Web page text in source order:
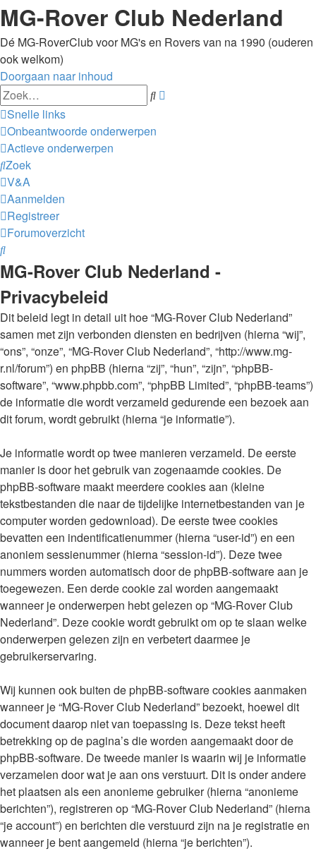
MG-Rover Club Nederland
Dé MG-RoverClub voor MG's en Rovers van na 1990 (ouderen
ook welkom)
Doorgaan naar inhoud
Zoek
Snelle links
Onbeantwoorde onderwerpen
Actieve onderwerpen
Zoek
V&A
Aanmelden
Registreer
Forumoverzicht
Zoek
MG-Rover Club Nederland -
Privacybeleid
Dit beleid legt in detail uit hoe “MG-Rover Club Nederland”
samen met zijn verbonden diensten en bedrijven (hierna “wij”,
“ons”, “onze”, “MG-Rover Club Nederland”, “http://www.mg-
r.nl/forum”) en phpBB (hierna “zij”, “hun”, “zijn”, “phpBB-
software”, “www.phpbb.com”, “phpBB Limited”, “phpBB-teams”)
de informatie die wordt verzameld gedurende een bezoek aan
dit forum, wordt gebruikt (hierna “je informatie”).
Je informatie wordt op twee manieren verzameld. De eerste
manier is door het gebruik van zogenaamde cookies. De
phpBB-software maakt meerdere cookies aan (kleine
tekstbestanden die naar de tijdelijke internetbestanden van je
computer worden gedownload). De eerste twee cookies
bevatten een indentificatienummer (hierna “user-id”) en een
anoniem sessienummer (hierna “session-id”). Deze twee
nummers worden automatisch door de phpBB-software aan je
toegewezen. Een derde cookie zal worden aangemaakt
wanneer je onderwerpen hebt gelezen op “MG-Rover Club
Nederland”. Deze cookie wordt gebruikt om op te slaan welke
onderwerpen gelezen zijn en verbetert daarmee je
gebruikerservaring.
Wij kunnen ook buiten de phpBB-software cookies aanmaken
wanneer je “MG-Rover Club Nederland” bezoekt, hoewel dit
document daarop niet van toepassing is. Deze tekst heeft
betrekking op de pagina’s die worden aangemaakt door de
phpBB-software. De tweede manier is waarin wij je informatie
verzamelen door wat je aan ons verstuurt. Dit is onder andere
het plaatsen als een anonieme gebruiker (hierna “anonieme
berichten”), registreren op “MG-Rover Club Nederland” (hierna
“je account”) en berichten die verstuurd zijn na je registratie en
wanneer je bent aangemeld (hierna “je berichten”).